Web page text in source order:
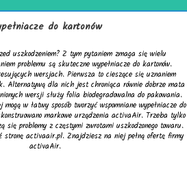
do kartonów
uszkodzeniem? Z tym pytaniem zmaga się wielu
problemu są skuteczne wypełniacze do kartonów.
wersjach. Pierwsza to cieszące się uznaniem
Alternatywą dla nich jest chroniąca równie dobrze mata
wersji służy folia biodegradowalna do pakowania.
w łatwy sposób tworzyć wspomniane wypełniacze do
markowe urządzenia activaAir. Trzeba tylko
się problemy z częstymi zwrotami uszkodzonego towaru.
activaair.pl. Znajdziesz na niej pełną ofertę firmy
activaAir.